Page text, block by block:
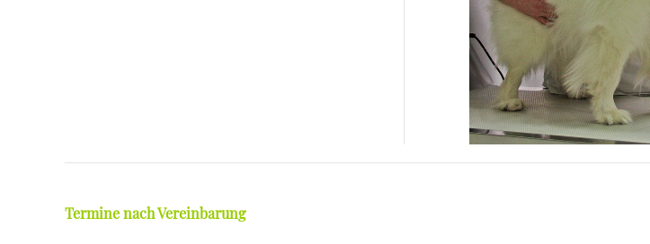
Termine nach Vereinbarung